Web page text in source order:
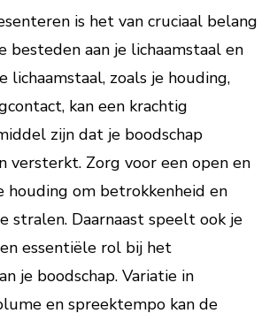
is het van cruciaal belang
besteden aan je lichaamstaal en
lichaamstaal, zoals je houding,
kan een krachtig
zijn dat je boodschap
versterkt. Zorg voor een open en
houding om betrokkenheid en
Daarnaast speelt ook je
essentiële rol bij het
je boodschap. Variatie in
en spreektempo kan de